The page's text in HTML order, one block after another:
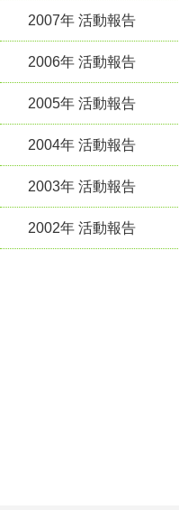
2007年 活動報告
2006年 活動報告
2005年 活動報告
2004年 活動報告
2003年 活動報告
2002年 活動報告